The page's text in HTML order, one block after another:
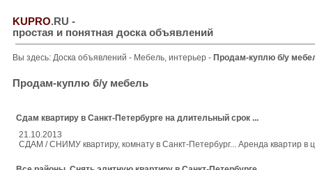
KUPRO.RU -
простая и понятная доска объявлений
Вы здесь: Доска объявлений - Мебель, интерьер - Продам-куплю б/у
Продам-куплю б/у мебель
Сдам квартиру в Санкт-Петербурге на длительный срок ...
21.10.2013
СДАМ / СНИМУ квартиру, комнату в Санкт-Петербург... Аренда квартир в